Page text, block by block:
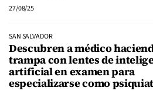
27/08/25
SAN SALVADOR
Descubren a médico
trampa con lentes de
artificial en examen para
especializarse como